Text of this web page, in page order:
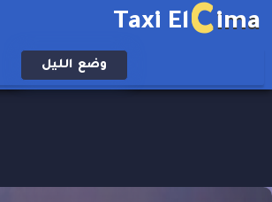
Taxi ElCima
وضع الليل